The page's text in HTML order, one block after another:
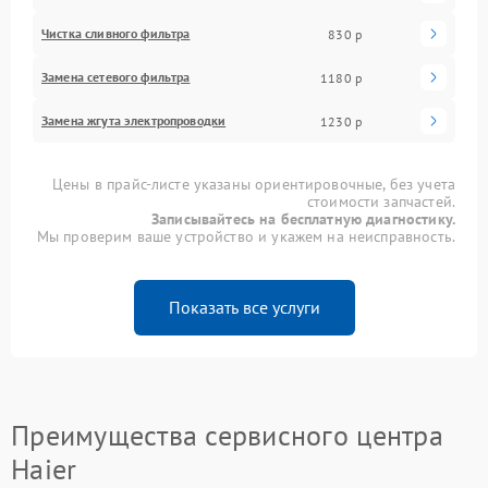
Чистка сливного фильтра 830 р
Замена сетевого фильтра 1180 р
Замена жгута электропроводки 1230 р
Цены в прайс-листе указаны ориентировочные, без учета
стоимости запчастей.
Записывайтесь на бесплатную диагностику.
Мы проверим ваше устройство и укажем на неисправность.
Показать все услуги
Преимущества сервисного центра
Haier